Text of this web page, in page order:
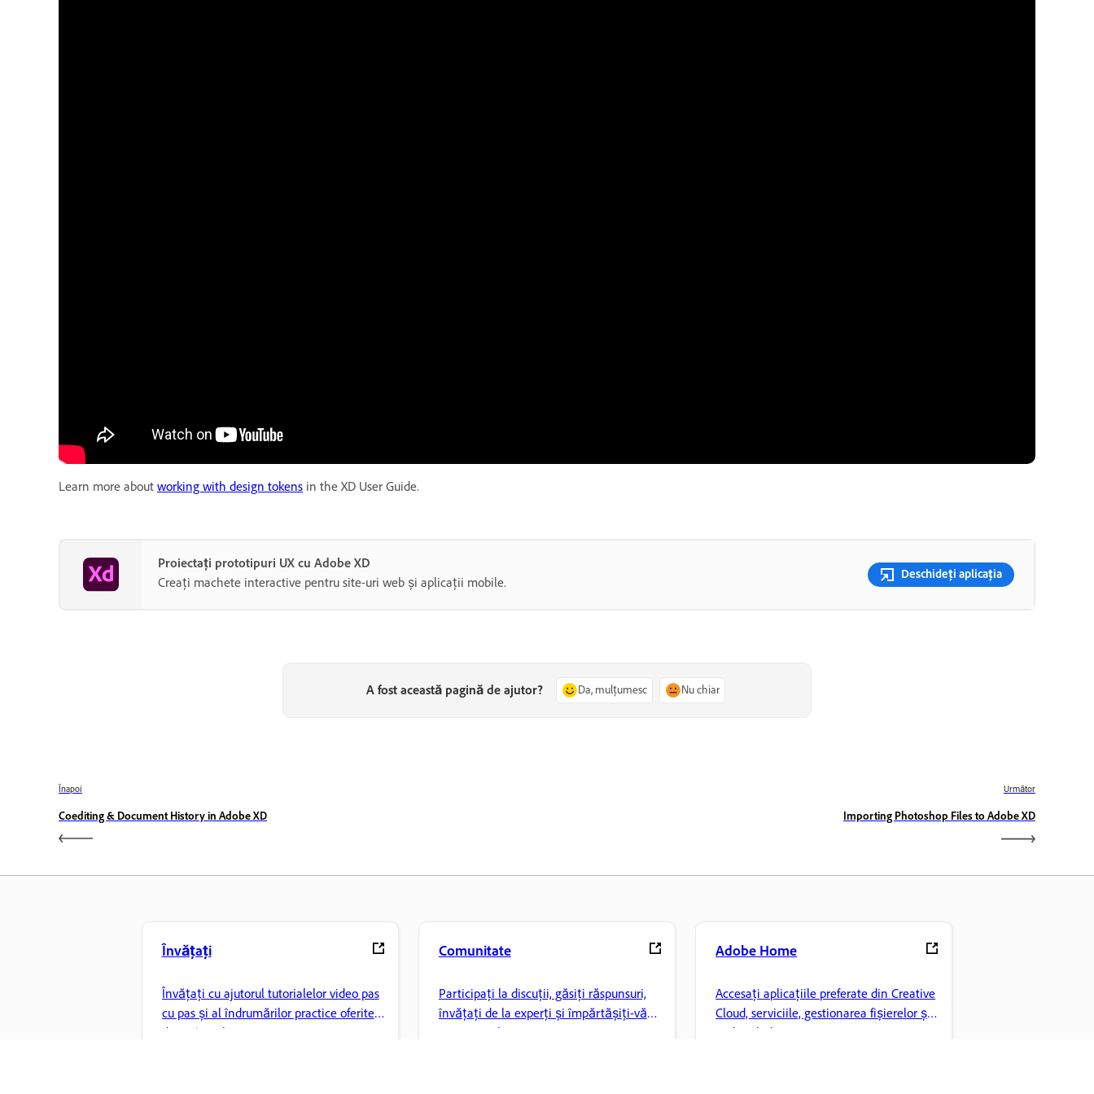
Learn more about working with design tokens in the XD User Guide.
Proiectați prototipuri UX cu Adobe XD
Creați machete interactive pentru site-uri web și aplicații mobile.
Deschideți aplicația
A fost această pagină de ajutor? Da, mulțumesc Nu chiar
Înapoi
Coediting & Document History in Adobe XD
Următor
Importing Photoshop Files to Adobe XD
Învățați
Învățați cu ajutorul tutorialelor video pas
cu pas și al îndrumărilor practice oferite
direct în aplicație.
Comunitate
Participați la discuții, găsiți răspunsuri,
învățați de la experți și împărtășiți-vă
cunoștințele.
Adobe Home
Accesați aplicațiile preferate din Creative
Cloud, serviciile, gestionarea fișierelor și
multe altele.